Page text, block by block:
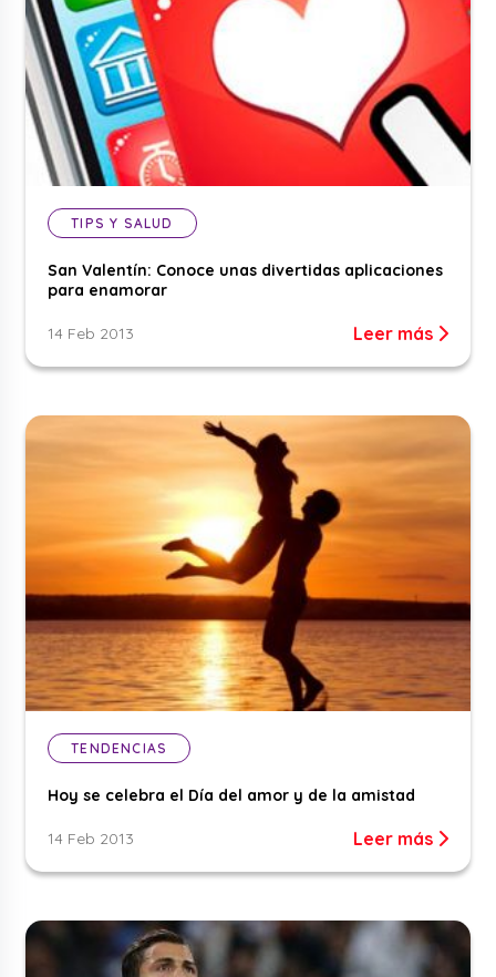
TIPS Y SALUD
San Valentín: Conoce unas divertidas aplicaciones
para enamorar
14 Feb 2013 Leer más
TENDENCIAS
Hoy se celebra el Día del amor y de la amistad
14 Feb 2013 Leer más